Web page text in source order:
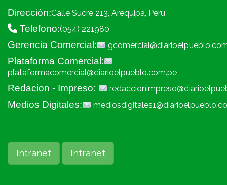
Dirección:Calle Sucre 213, Arequipa, Peru
Telefono:(054) 221980
Gerencia Comercial:
Plataforma Comercial:
plataformacomercial@diarioelpueblo.com.pe
Redacion - Impreso:
Medios Digitales:
Intranet Intranet